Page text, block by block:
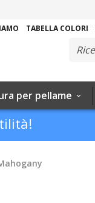
TABELLA COLORI
per pellame